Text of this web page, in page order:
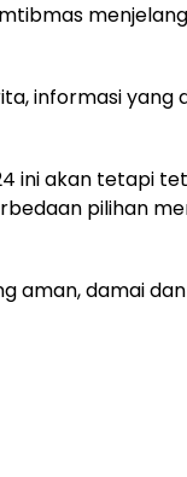
informasi yang
ini akan tetapi
pilihan
aman, damai